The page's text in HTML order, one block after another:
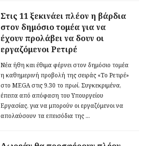
Στις 11 ξεκινάει πλέον η βάρδια
στον δημόσιο τομέα για να
έχουν προλάβει να δουν οι
εργαζόμενοι Ρετιρέ
Νέα ήθη και έθιμα φέρνει στον δημόσιο τομέα
η καθημερινή προβολή της σειράς «Το Ρετιρέ»
στο MEGA στις 9.30 το πρωί. Συγκεκριμένα,
έπειτα από απόφαση του Υπουργείου
Εργασίας, για να μπορούν οι εργαζόμενοι να
απολαύσουν τα επεισόδια της ...